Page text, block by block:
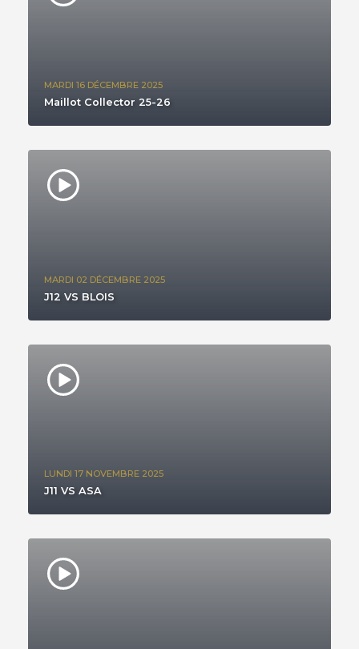
MARDI 16 DÉCEMBRE 2025
Maillot Collector 25-26
MARDI 02 DÉCEMBRE 2025
J12 VS BLOIS
LUNDI 17 NOVEMBRE 2025
J11 VS ASA